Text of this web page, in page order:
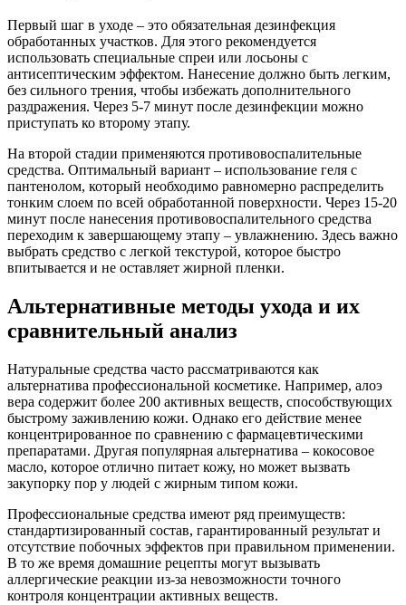
Первый шаг в уходе – это обязательная дезинфекция
обработанных участков. Для этого рекомендуется
использовать специальные спреи или лосьоны с
антисептическим эффектом. Нанесение должно быть легким,
без сильного трения, чтобы избежать дополнительного
раздражения. Через 5-7 минут после дезинфекции можно
приступать ко второму этапу.
На второй стадии применяются противовоспалительные
средства. Оптимальный вариант – использование геля с
пантенолом, который необходимо равномерно распределить
тонким слоем по всей обработанной поверхности. Через 15-20
минут после нанесения противовоспалительного средства
переходим к завершающему этапу – увлажнению. Здесь важно
выбрать средство с легкой текстурой, которое быстро
впитывается и не оставляет жирной пленки.
Альтернативные методы ухода и их
сравнительный анализ
Натуральные средства часто рассматриваются как
альтернатива профессиональной косметике. Например, алоэ
вера содержит более 200 активных веществ, способствующих
быстрому заживлению кожи. Однако его действие менее
концентрированное по сравнению с фармацевтическими
препаратами. Другая популярная альтернатива – кокосовое
масло, которое отлично питает кожу, но может вызвать
закупорку пор у людей с жирным типом кожи.
Профессиональные средства имеют ряд преимуществ:
стандартизированный состав, гарантированный результат и
отсутствие побочных эффектов при правильном применении.
В то же время домашние рецепты могут вызывать
аллергические реакции из-за невозможности точного
контроля концентрации активных веществ.